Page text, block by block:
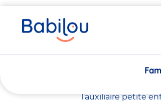
êtes
ici
l'auxiliaire petite